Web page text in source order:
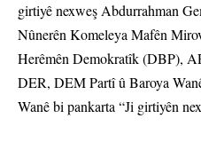
girtiyê nexweş Abdurrahman
Nûnerên Komeleya Mafên
Herêmên Demokratîk (DBP),
DER, DEM Partî û Baroya
Wanê bi pankarta “Ji girtiyên